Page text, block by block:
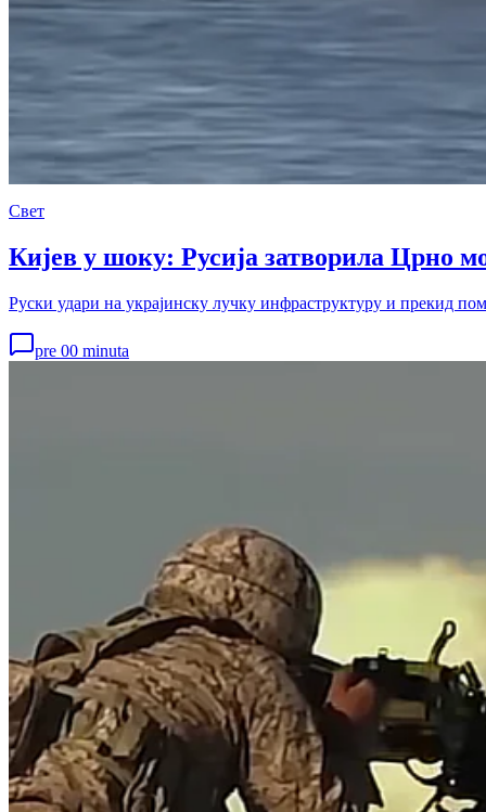
Свет
Кијев у шоку: Русија затворила Црно
Руски удари на украјинску лучку инфраструктуру и прекид
pre 00 minuta